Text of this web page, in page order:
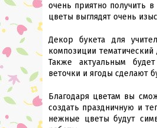
очень приятно получить
цветы выглядят очень
Декор букета для
композиции
Также актуальным
веточки и ягоды сделают
Благодаря цветам вы
создать праздничную и
нежные цветы будут